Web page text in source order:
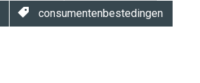
consumentenbestedingen